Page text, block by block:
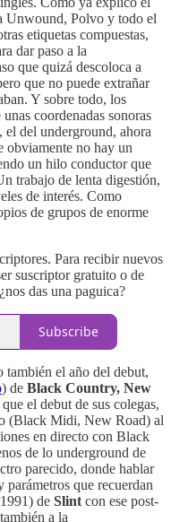
Unwound, Polvo y todo el
etiquetas compuestas,
dar paso a la
que quizá descoloca a
que no puede extrañar
Y sobre todo, los
coordenadas sonoras
el del underground, ahora
obviamente no hay un
un hilo conductor que
trabajo de lenta digestión,
de interés. Como
de grupos de enorme
Para recibir nuevos
suscriptor gratuito o de
das una paguica?
Subscribe
también el año del debut,
) de Black Country, New
el debut de sus colegas,
(Black Midi, New Road) al
en directo con Black
de lo underground de
parecido, donde hablar
que recuerdan
de Slint con ese post-
a la